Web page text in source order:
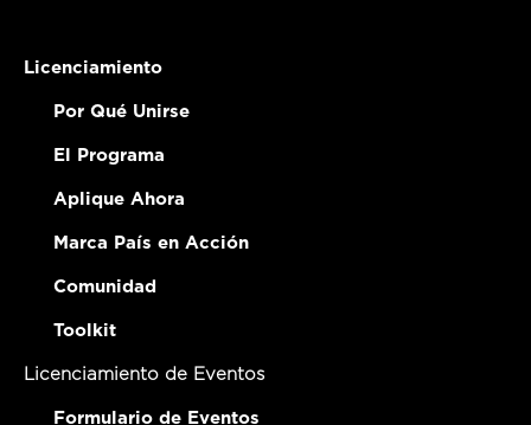
Licenciamiento
Por Qué Unirse
El Programa
Aplique Ahora
Marca País en Acción
Comunidad
Toolkit
Licenciamiento de Eventos
Formulario de Eventos